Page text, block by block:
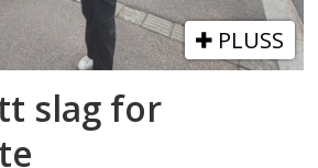
PLUSS
slag for